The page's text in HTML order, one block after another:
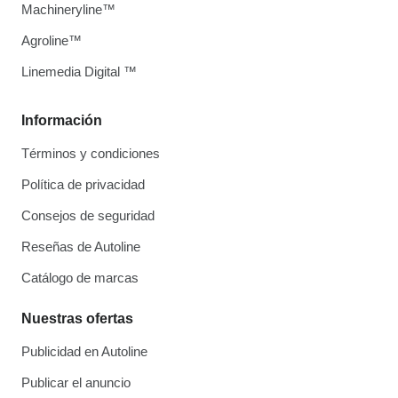
Información
Términos y condiciones
Política de privacidad
Consejos de seguridad
Reseñas de Autoline
Catálogo de marcas
Nuestras ofertas
Publicidad en Autoline
Publicar el anuncio
Machineryline™
Agroline™
Linemedia Digital ™